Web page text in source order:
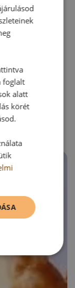
foglalt
alatt
körét